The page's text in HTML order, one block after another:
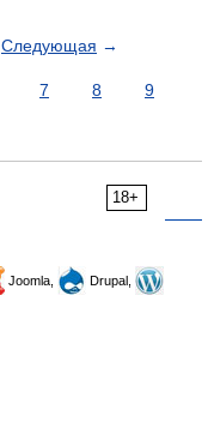
Следующая →
7 8
9
18+
Joomla,
Drupal,